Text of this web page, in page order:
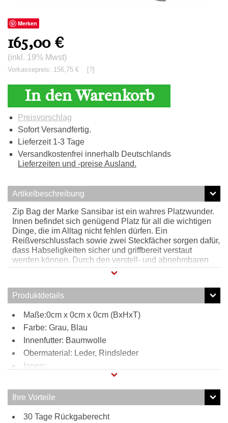
Merken
165,00 €
(inkl. 19% Mwst)
Vorkassepreis: 156,75 € [?]
In den Warenkorb
Preisvorschlag
Sofort Versandfertig.
Lieferzeit 1-3 Tage
Versandkostenfrei innerhalb Deutschlands
Lieferzeiten und -preise Ausland.
Artikelbeschreibung
Zip Bag der Marke Sansibar ist ein wahres Platzwunder.
Innen befindet sich genügend Platz für all die wichtigen
Dinge, die im Alltag nicht fehlen dürfen. Ein
Reißverschlussfach sowie zwei Steckfächer sorgen dafür,
dass Habseligkeiten sicher und griffbereit verstaut
werden können. Durch den verstell- und abnehmbaren
Schultergurt kann diese Henkeltasche bequem zur
perfekte Begleiter. Hergestellt ist diese Tasche aus Leder.
Produktdetails
Maße:0cm x 0cm x 0cm (BxHxT)
Farbe: Grau, Blau
Innenfutter: Baumwolle
Obermaterial: Leder, Rindsleder
Innen:
1 Reißverschlussfach
2 Steckfächer
Tragweise:
Henkel
Ihre Vorteile
30 Tage Rückgaberecht